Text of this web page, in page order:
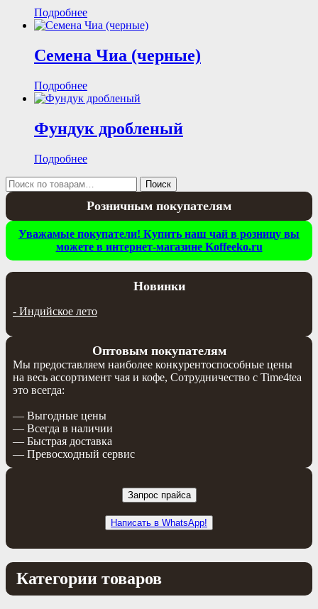
Подробнее
Семена Чиа (черные)
Подробнее
Фундук дробленый
Подробнее
Искать:
Поиск
Розничным покупателям
Уважамые покупатели! Купить наш чай в розницу вы
можете в интернет-магазине Koffeeko.ru
Новинки
- Индийское лето
Оптовым покупателям
Мы предоставляем наиболее конкурентоспособные цены
на весь ассортимент чая и кофе, Сотрудничество с Time4tea
это всегда:
— Выгодные цены
— Всегда в наличии
— Быстрая доставка
— Превосходный сервис
Запрос прайса
Написать в WhatsApp!
Категории товаров